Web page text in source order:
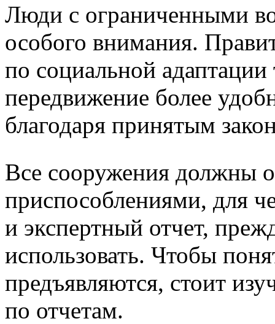
Люди с ограниченными
особого внимания.
по социальной
передвижение более
благодаря принятым
Все сооружения должны
приспособлениями, для
и экспертный отчет,
использовать. Чтобы
предъявляются, стоит
по отчетам.